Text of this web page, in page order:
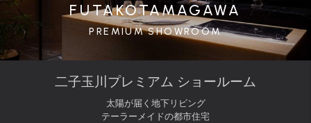
FUTAKOTAMAGAWA
PREMIUM SHOWROOM
二子玉川プレミアム ショールーム
太陽が届く地下リビング
テーラーメイドの都市住宅